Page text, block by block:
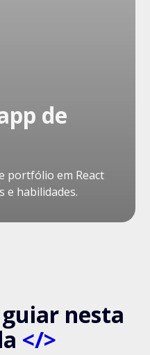
de
portfólio em React
e habilidades.
nesta
</>